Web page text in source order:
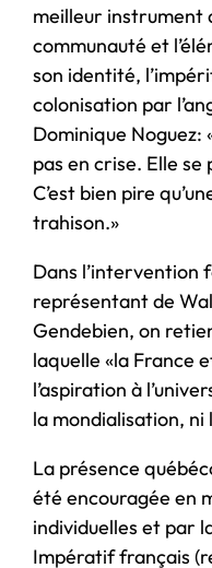
meilleur instrument
communauté et
son identité,
colonisation par
Dominique Noguez:
pas en crise. Elle se
C’est bien pire
trahison.»
Dans l’intervention
représentant de
Gendebien, on
laquelle «la France
l’aspiration à
la mondialisation, ni
La présence
été encouragée en
individuelles et par
Impératif français